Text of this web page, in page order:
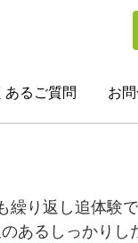
あるご質問 お
り返し追体験
あるしっかりし